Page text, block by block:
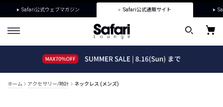
Safari公式ウェブマガジン Safari公式通販サイト
ホーム アクセサリー/時計 ネックレス (メンズ)